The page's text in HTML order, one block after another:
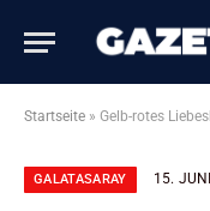
Startseite » Gelb-rotes Liebesbekenntnis im
GALATASARAY 15.